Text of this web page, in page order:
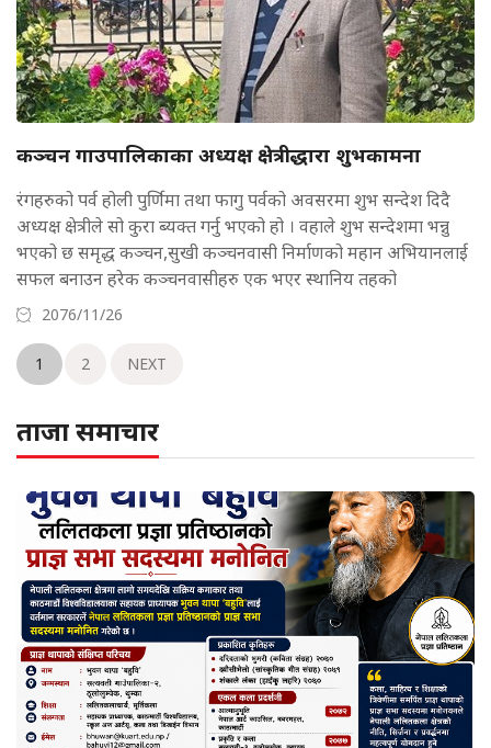
कञ्चन गाउपालिकाका अध्यक्ष क्षेत्रीद्धारा शुभकामना
रंगहरुको पर्व होली पुर्णिमा तथा फागु पर्वको अवसरमा शुभ सन्देश दिदै
अध्यक्ष क्षेत्रीले सो कुरा ब्यक्त गर्नु भएको हो । वहाले शुभ सन्देशमा भन्नु
भएको छ समृद्ध कञ्चन,सुखी कञ्चनवासी निर्माणको महान अभियानलाई
सफल बनाउन हरेक कञ्चनवासीहरु एक भएर स्थानिय तहको
2076/11/26
1 2 NEXT
ताजा समाचार